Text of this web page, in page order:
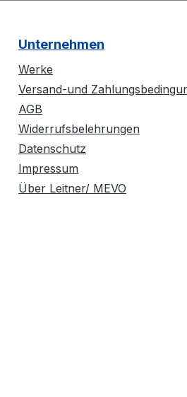
Unternehmen
Werke
Versand-und
AGB
Widerrufsbelehrungen
Datenschutz
Impressum
Über Leitner/ MEVO